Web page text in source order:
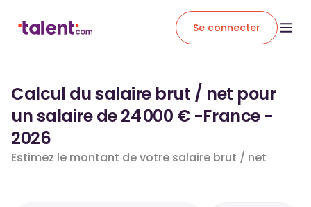
Se connecter
Calcul du salaire brut / net pour
un salaire de 24 000 € -France -
2026
Estimez le montant de votre salaire brut / net